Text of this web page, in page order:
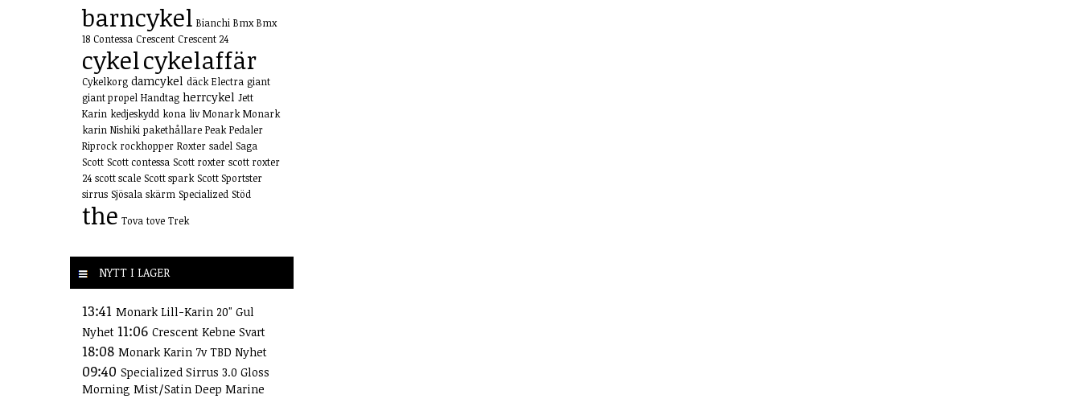
barncykel Bianchi Bmx Bmx
18 Contessa Crescent Crescent 24
cykelcykelaffär
Cykelkorg damcykel däck Electra giant
giant propel Handtag herrcykel Jett
Karin kedjeskydd kona liv Monark Monark
karin Nishiki pakethållare Peak Pedaler
Riprock rockhopper Roxter sadel Saga
Scott Scott contessa Scott roxter scott roxter
24 scott scale Scott spark Scott Sportster
sirrus Sjösala skärm Specialized Stöd
the Tova tove Trek
NYTT I LAGER
13:41 Monark Lill-Karin 20" Gul
Nyhet 11:06 Crescent Kebne Svart
18:08 Monark Karin 7v TBD Nyhet
09:40 Specialized Sirrus 3.0 Gloss
Morning Mist/Satin Deep Marine